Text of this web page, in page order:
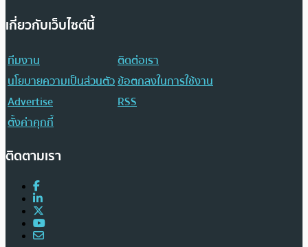
เกี่ยวกับเว็บไซต์นี้
ทีมงาน
ติดต่อเรา
นโยบายความเป็นส่วนตัวข้อตกลงในการใช้งาน
Advertise
RSS
ตั้งค่าคุกกี้
ติดตามเรา